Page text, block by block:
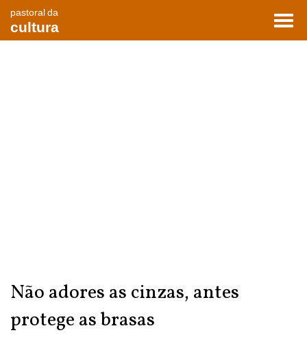
pastoral da
cultura
Não adores as cinzas, antes
protege as brasas